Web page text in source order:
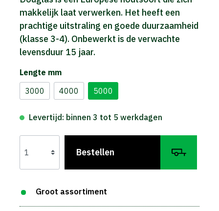
makkelijk laat verwerken. Het heeft een
prachtige uitstraling en goede duurzaamheid
(klasse 3-4). Onbewerkt is de verwachte
levensduur 15 jaar.
Lengte mm
3000
4000 5000
Levertijd: binnen 3 tot 5 werkdagen
Bestellen
Groot assortiment